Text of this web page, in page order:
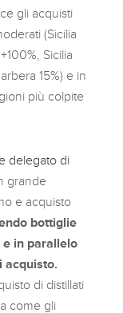
gli acquisti
(Sicilia
Sicilia
15%) e in
più colpite
delegato di
grande
e acquisto
bottiglie
e in parallelo
acquisto.
di distillati
come gli